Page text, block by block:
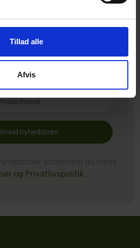
Tillad alle
Afvis
til at høre fra
os
kun sender det når vi har nyt at
fortælle.
nyhedsbrev
accepterer du vores
og Privatlivspolitik.